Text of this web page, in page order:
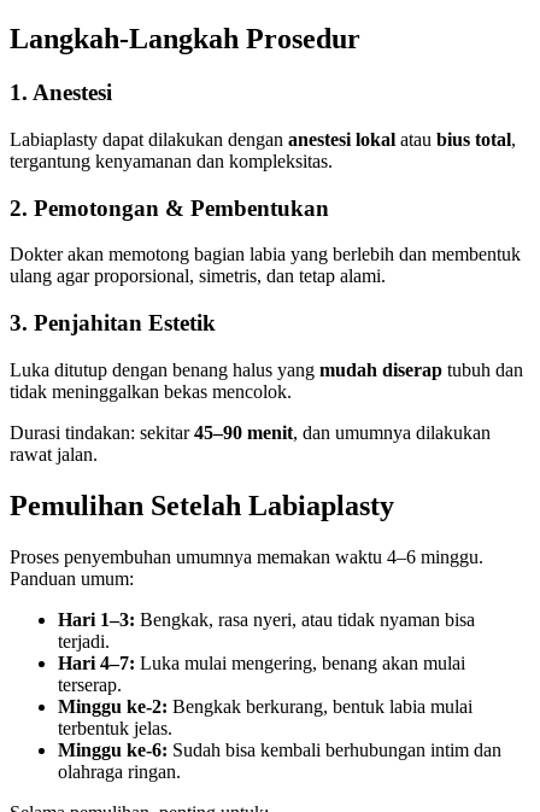
Langkah-Langkah Prosedur
1. Anestesi
Labiaplasty dapat dilakukan dengan anestesi lokal atau bius total,
tergantung kenyamanan dan kompleksitas.
2. Pemotongan & Pembentukan
Dokter akan memotong bagian labia yang berlebih dan membentuk
ulang agar proporsional, simetris, dan tetap alami.
3. Penjahitan Estetik
Luka ditutup dengan benang halus yang mudah diserap tubuh dan
tidak meninggalkan bekas mencolok.
Durasi tindakan: sekitar45–90 menit, dan umumnya dilakukan
rawat jalan.
Pemulihan Setelah Labiaplasty
Proses penyembuhan umumnya memakan waktu 4–6 minggu.
Panduan umum:
Hari 1–3: Bengkak, rasa nyeri, atau tidak nyaman bisa
terjadi.
Hari 4–7: Luka mulai mengering, benang akan mulai
terserap.
Minggu ke-2: Bengkak berkurang, bentuk labia mulai
terbentuk jelas.
Minggu ke-6: Sudah bisa kembali berhubungan intim dan
olahraga ringan.